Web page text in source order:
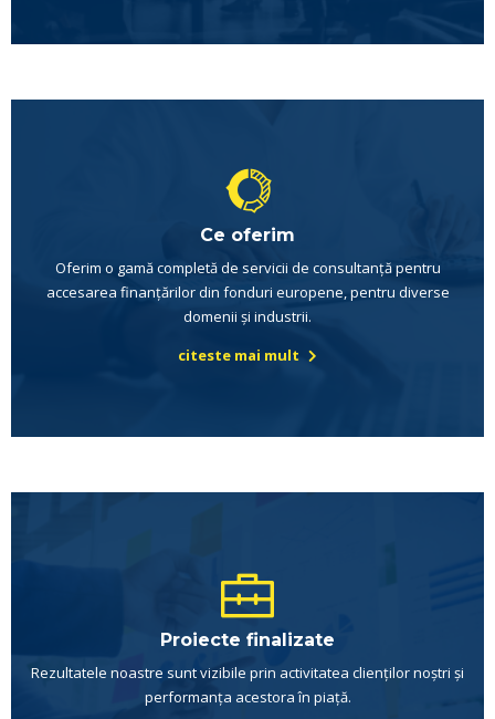
Ce oferim
Oferim o gamă completă de servicii de consultanță pentru
accesarea finanțărilor din fonduri europene, pentru diverse
domenii și industrii.
citeste mai mult
Proiecte finalizate
Rezultatele noastre sunt vizibile prin activitatea clienților noștri și
performanța acestora în piață.